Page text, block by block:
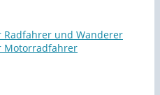
und Wanderer
Motorradfahrer